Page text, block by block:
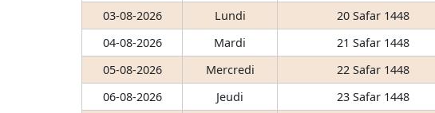
03-08-2026
Lundi 20 Safar 1448
04-08-2026
Mardi 21 Safar 1448
05-08-2026
Mercredi 22 Safar 1448
06-08-2026
Jeudi 23 Safar 1448